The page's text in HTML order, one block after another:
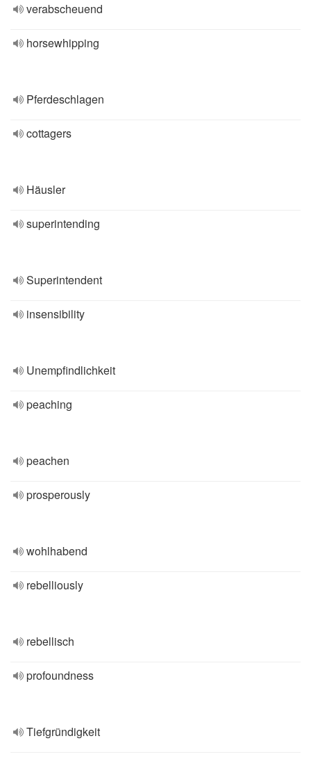
verabscheuend
horsewhipping
Pferdeschlagen
cottagers
Häusler
superintending
Superintendent
insensibility
Unempfindlichkeit
peaching
peachen
prosperously
wohlhabend
rebelliously
rebellisch
profoundness
Tiefgründigkeit